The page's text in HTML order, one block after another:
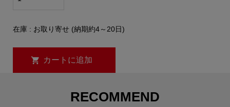
在庫 : お取り寄せ (納期約4～20日)
RECOMMEND